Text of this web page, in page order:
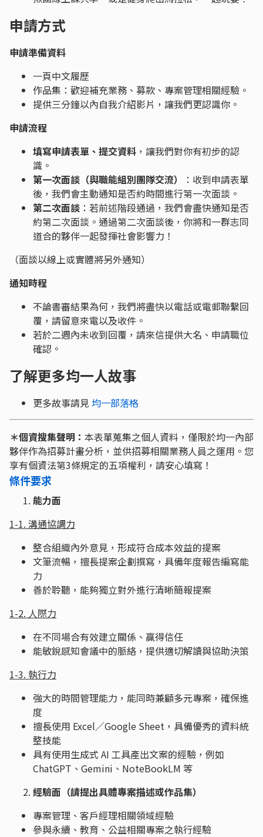
申請方式
申請準備資料
一頁中文履歷
作品集：歡迎補充業務、募款、專案管理相關經驗。
提供三分鐘以內自我介紹影片，讓我們更認識你。
申請流程
填寫申請表單、提交資料 ，讓我們對你有初步的認
識。
第一次面談（與職能組別團隊交流）
：收到申請表單
後，我們會主動通知是否約時間進行第一次面談。
第二次面談 ：若前述階段通過，我們會盡快通知是否
約第二次面談。通過第二次面談後，你將和一群志同
道合的夥伴一起發揮社會影響力！
（面談以線上或實體將另外通知）
通知時程
不論書審結果為何，我們將盡快以電話或電郵聯繫回
覆，請留意來電以及收件。
若於二週內未收到回覆，請來信提供大名、申請職位
確認。
了解更多均一人故事
更多故事請見 均一部落格
＊個資搜集聲明： 本表單蒐集之個人資料，僅限於均一內部
夥伴作為招募計畫分析，並供招募相關業務人員之運用。您
享有個資法第3條規定的五項權利，請安心填寫！
條件要求
能力面
1-1. 溝通協調力
整合組織內外意見，形成符合成本效益的提案
文筆流暢，擅長提案企劃撰寫，具備年度報告編寫能
力
善於聆聽，能夠獨立對外進行清晰簡報提案
1-2. 人際力
在不同場合有效建立關係、贏得信任
能敏銳感知會議中的脈絡，提供適切解讀與協助決策
1-3. 執行力
強大的時間管理能力，能同時兼顧多元專案，確保進
度
擅長使用 Excel／Google Sheet，具備優秀的資料統
整技能
具有使用生成式 AI 工具產出文案的經驗，例如
ChatGPT、Gemini、NoteBookLM 等
經驗面（請提出具體專案描述或作品集）
專案管理、客戶經理相關領域經驗
參與永續、教育、公益相關專案之執行經驗